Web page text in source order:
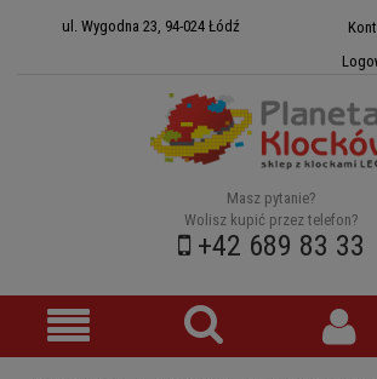
ul. Wygodna 23, 94-024 Łódź
Masz pytanie?
Wolisz kupić przez telefon?
+42 689 83 33